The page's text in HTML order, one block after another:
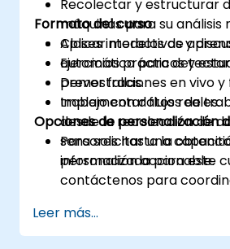
Recolectar y estructurar
máquinas para su análisis
Aplicar modelos de
automático para
prever fallas.
Implementar flujos de
desde la recolección de
sensores hasta la
información accionable.
Formato del curso
Clases interactivas y
Ejercicios prácticos y
Demostraciones en vivo y
trabajo con datos reales.
Opciones de personalización
Para solicitar una
personalizada para este
contáctenos para
Leer más...